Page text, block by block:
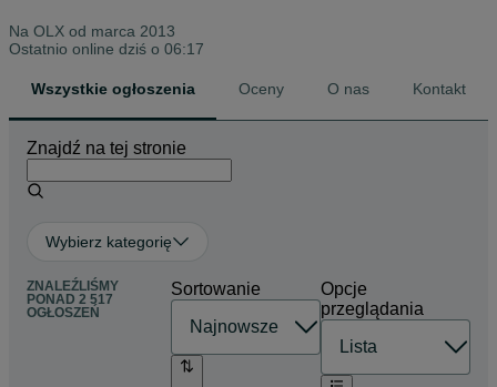
Na OLX od marca 2013
Ostatnio online dziś o 06:17
Wszystkie ogłoszenia Oceny O nas Kontakt
Znajdź na tej stronie
Wybierz kategorię
ZNALEŹLIŚMY
PONAD 2 517
OGŁOSZEŃ
Sortowanie
Opcje
przeglądania